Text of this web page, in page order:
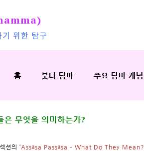
위한 탐구
홈 붓다 담마 주요 담마 개념
무엇을 의미하는가?
션의 ‘Assāsa Passāsa – What Do They Mean?